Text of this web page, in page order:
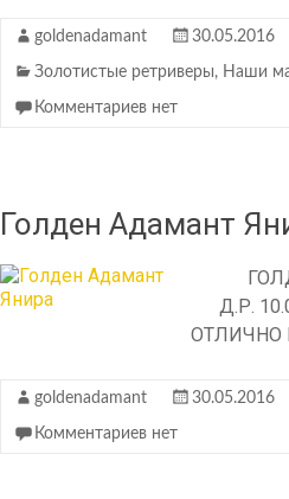
goldenadamant 30.05.2016
Золотистые ретриверы, Наши
Комментариев нет
Голден Адамант
Д.Р.
ОТЛИЧНО
goldenadamant 30.05.2016
Комментариев нет